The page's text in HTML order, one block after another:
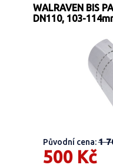
WALRAVEN BIS
DN110, 103-
Původní cena:1
500 Kč